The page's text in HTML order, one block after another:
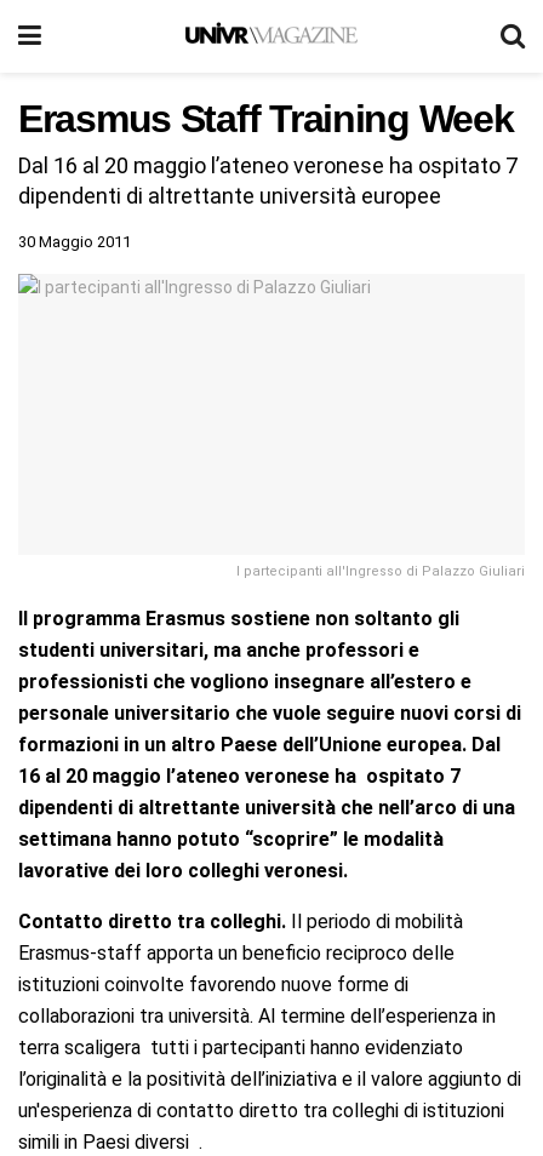
Erasmus Staff Training Week
Dal 16 al 20 maggio l’ateneo veronese ha ospitato 7
dipendenti di altrettante università europee
30 Maggio 2011
I partecipanti all'Ingresso di Palazzo Giuliari
Il programma Erasmus sostiene non soltanto gli
studenti universitari, ma anche professori e
professionisti che vogliono insegnare all’estero e
personale universitario che vuole seguire nuovi corsi di
formazioni in un altro Paese dell’Unione europea. Dal
16 al 20 maggio l’ateneo veronese ha ospitato 7
dipendenti di altrettante università che nell’arco di una
settimana hanno potuto “scoprire” le modalità
lavorative dei loro colleghi veronesi.
Contatto diretto tra colleghi.
Il periodo di mobilità
Erasmus-staff apporta un beneficio reciproco delle
istituzioni coinvolte favorendo nuove forme di
collaborazioni tra università. Al termine dell’esperienza in
terra scaligera tutti i partecipanti hanno evidenziato
l’originalità e la positività dell’iniziativa e il valore aggiunto di
un'esperienza di contatto diretto tra colleghi di istituzioni
simili in Paesi diversi .